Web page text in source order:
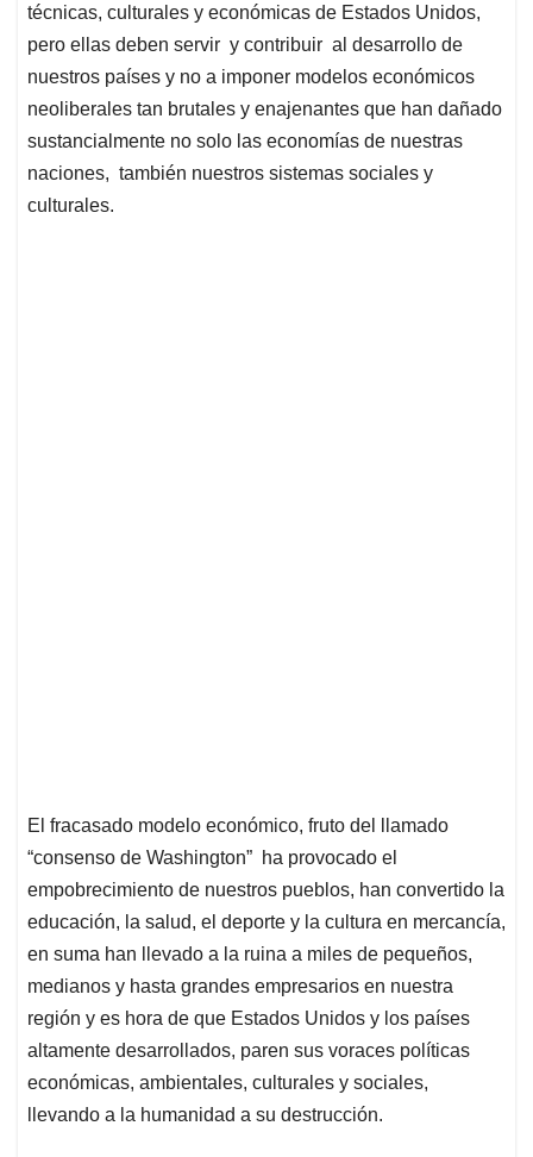
técnicas, culturales y económicas de Estados Unidos,
pero ellas deben servir y contribuir al desarrollo de
nuestros países y no a imponer modelos económicos
neoliberales tan brutales y enajenantes que han dañado
sustancialmente no solo las economías de nuestras
naciones, también nuestros sistemas sociales y
culturales.
El fracasado modelo económico, fruto del llamado
“consenso de Washington” ha provocado el
empobrecimiento de nuestros pueblos, han convertido la
educación, la salud, el deporte y la cultura en mercancía,
en suma han llevado a la ruina a miles de pequeños,
medianos y hasta grandes empresarios en nuestra
región y es hora de que Estados Unidos y los países
altamente desarrollados, paren sus voraces políticas
económicas, ambientales, culturales y sociales,
llevando a la humanidad a su destrucción.